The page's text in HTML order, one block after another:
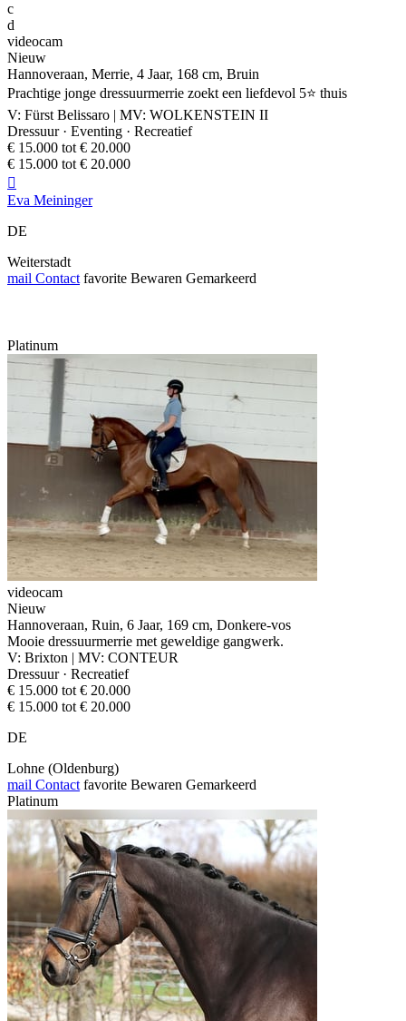
c
d
videocam
Nieuw
Hannoveraan, Merrie, 4 Jaar, 168 cm, Bruin
Prachtige jonge dressuurmerrie zoekt een liefdevol 5⭐️ thuis
V: Fürst Belissaro | MV: WOLKENSTEIN II
Dressuur · Eventing · Recreatief
€ 15.000 tot € 20.000
€ 15.000 tot € 20.000

Eva Meininger
DE
Weiterstadt
mail Contact favorite Bewaren Gemarkeerd
Platinum
videocam
Nieuw
Hannoveraan, Ruin, 6 Jaar, 169 cm, Donkere-vos
Mooie dressuurmerrie met geweldige gangwerk.
V: Brixton | MV: CONTEUR
Dressuur · Recreatief
€ 15.000 tot € 20.000
€ 15.000 tot € 20.000
DE
Lohne (Oldenburg)
mail Contact favorite Bewaren Gemarkeerd
Platinum